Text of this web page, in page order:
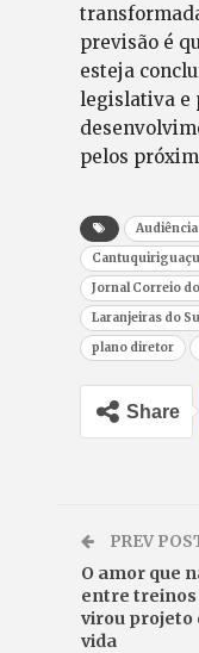
previsão é
esteja
legislativa e
pelos
Cantuquiriguaçu
Jornal Correio
Laranjeiras do
plano diretor
Share
PREV
O amor que
entre treinos
virou projeto
vida